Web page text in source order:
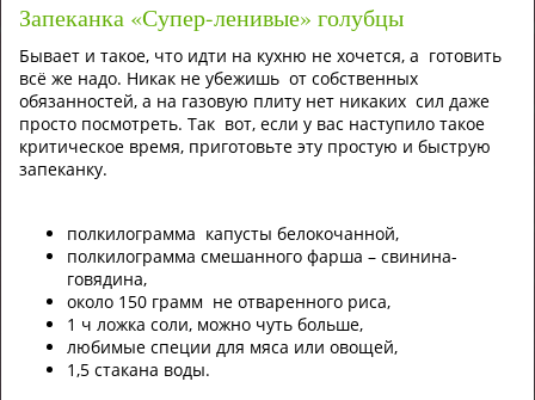
Запеканка «Супер-ленивые» голубцы
Бывает и такое, что идти на кухню не хочется, а готовить
всё же надо. Никак не убежишь от собственных
обязанностей, а на газовую плиту нет никаких сил даже
просто посмотреть. Так вот, если у вас наступило такое
критическое время, приготовьте эту простую и быструю
запеканку.
полкилограмма капусты белокочанной,
полкилограмма смешанного фарша – свинина-
говядина,
около 150 грамм не отваренного риса,
1 ч ложка соли, можно чуть больше,
любимые специи для мяса или овощей,
1,5 стакана воды.